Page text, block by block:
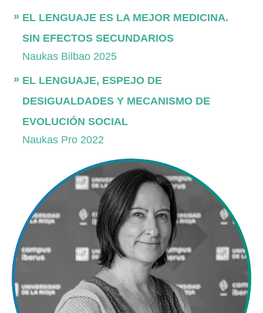
EL LENGUAJE ES LA MEJOR MEDICINA.
SIN EFECTOS SECUNDARIOS
Naukas Bilbao 2025
EL LENGUAJE, ESPEJO DE
DESIGUALDADES Y MECANISMO DE
EVOLUCIÓN SOCIAL
Naukas Pro 2022